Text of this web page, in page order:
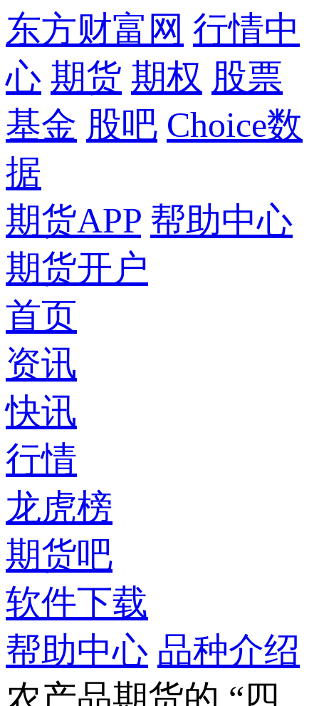
东方财富网 行情中
心 期货 期权 股票
基金 股吧 Choice数
据
期货APP 帮助中心
期货开户
首页
资讯
快讯
行情
龙虎榜
期货吧
软件下载
帮助中心 品种介绍